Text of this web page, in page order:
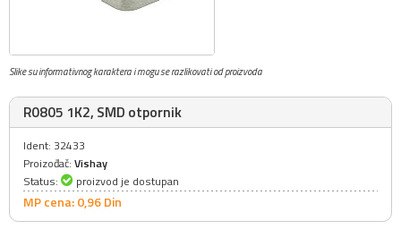
Slike su informativnog karaktera i mogu se razlikovati od proizvoda
R0805 1K2, SMD otpornik
Ident: 32433
Proizođač: Vishay
Status:
proizvod je dostupan
MP cena: 0,96Din